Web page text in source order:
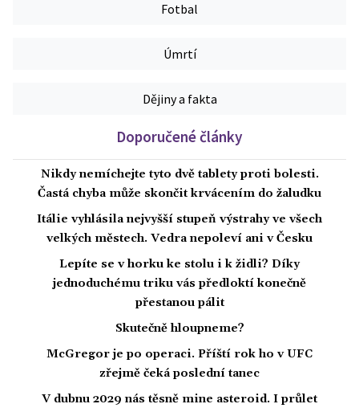
Fotbal
Úmrtí
Dějiny a fakta
Doporučené články
Nikdy nemíchejte tyto dvě tablety proti bolesti.
Častá chyba může skončit krvácením do žaludku
Itálie vyhlásila nejvyšší stupeň výstrahy ve všech
velkých městech. Vedra nepoleví ani v Česku
Lepíte se v horku ke stolu i k židli? Díky
jednoduchému triku vás předloktí konečně
přestanou pálit
Skutečně hloupneme?
McGregor je po operaci. Příští rok ho v UFC
zřejmě čeká poslední tanec
V dubnu 2029 nás těsně mine asteroid. I průlet